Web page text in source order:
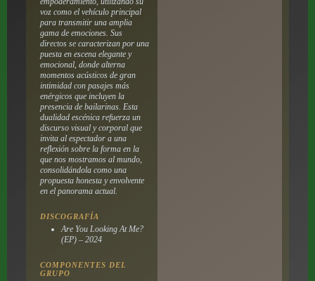
voz como el vehículo principal
para transmitir una amplia
gama de emociones. Sus
directos se caracterizan por una
puesta en escena elegante y
emocional, donde alterna
momentos acústicos de gran
intimidad con pasajes más
enérgicos que incluyen la
presencia de bailarinas. Esta
dualidad escénica refuerza un
discurso visual y corporal que
invita al espectador a una
reflexión sobre la forma en la
que nos mostramos al mundo,
consolidándola como una
propuesta honesta y envolvente
en el panorama actual.
DISCOGRAFÍA
Are You Looking At Me?
(EP) – 2024
COMPONENTES DEL
GRUPO